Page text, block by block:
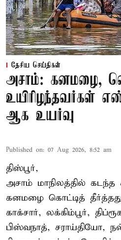
தேசிய செய்திகள்
அசாம்: கனமழை,
உயிரிழந்தவர்கள்
ஆக உயர்வு
Published on: 07 Aug 2026, 8:52 am
திஸ்பூர்,
அசாம் மாநிலத்தில் கடந்த
கனமழை கொட்டித்
காக்சார், லக்கிம்பூர்,
பிஸ்வநாத், சராய்தியோ,